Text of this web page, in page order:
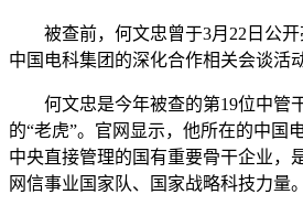
被查前，何文忠曾于3月22日公开
中国电科集团的深化合作相关会谈活动
何文忠是今年被查的第19位中管
的“老虎”。官网显示，他所在的中国
中央直接管理的国有重要骨干企业，
网信事业国家队、国家战略科技力量。